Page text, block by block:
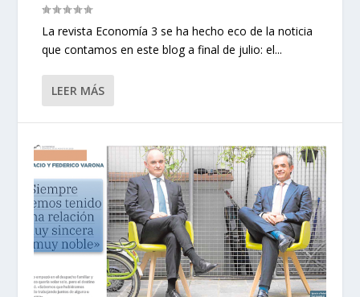
La revista Economía 3 se ha hecho eco de la noticia
que contamos en este blog a final de julio: el...
LEER MÁS